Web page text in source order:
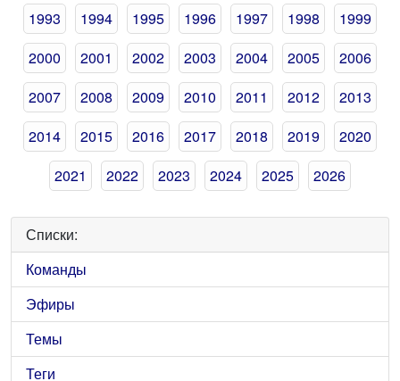
1993
1994 1995 1996 1997 1998
1999
2000
2001 2002 2003 2004 2005
2006
2007
2008 2009 2010 2011 2012
2013
2014
2015 2016 2017 2018 2019
2020
2021
2022 2023 2024 2025 2026
Списки:
Команды
Эфиры
Темы
Теги